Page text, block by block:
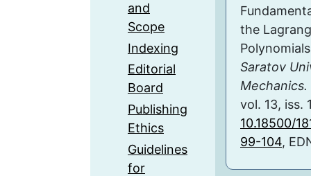
and
Scope
Indexing
Editorial
Board
Publishing
Ethics
Guidelines
for
the
Saratov
vol. 13, iss.
10.18500/
99-104,